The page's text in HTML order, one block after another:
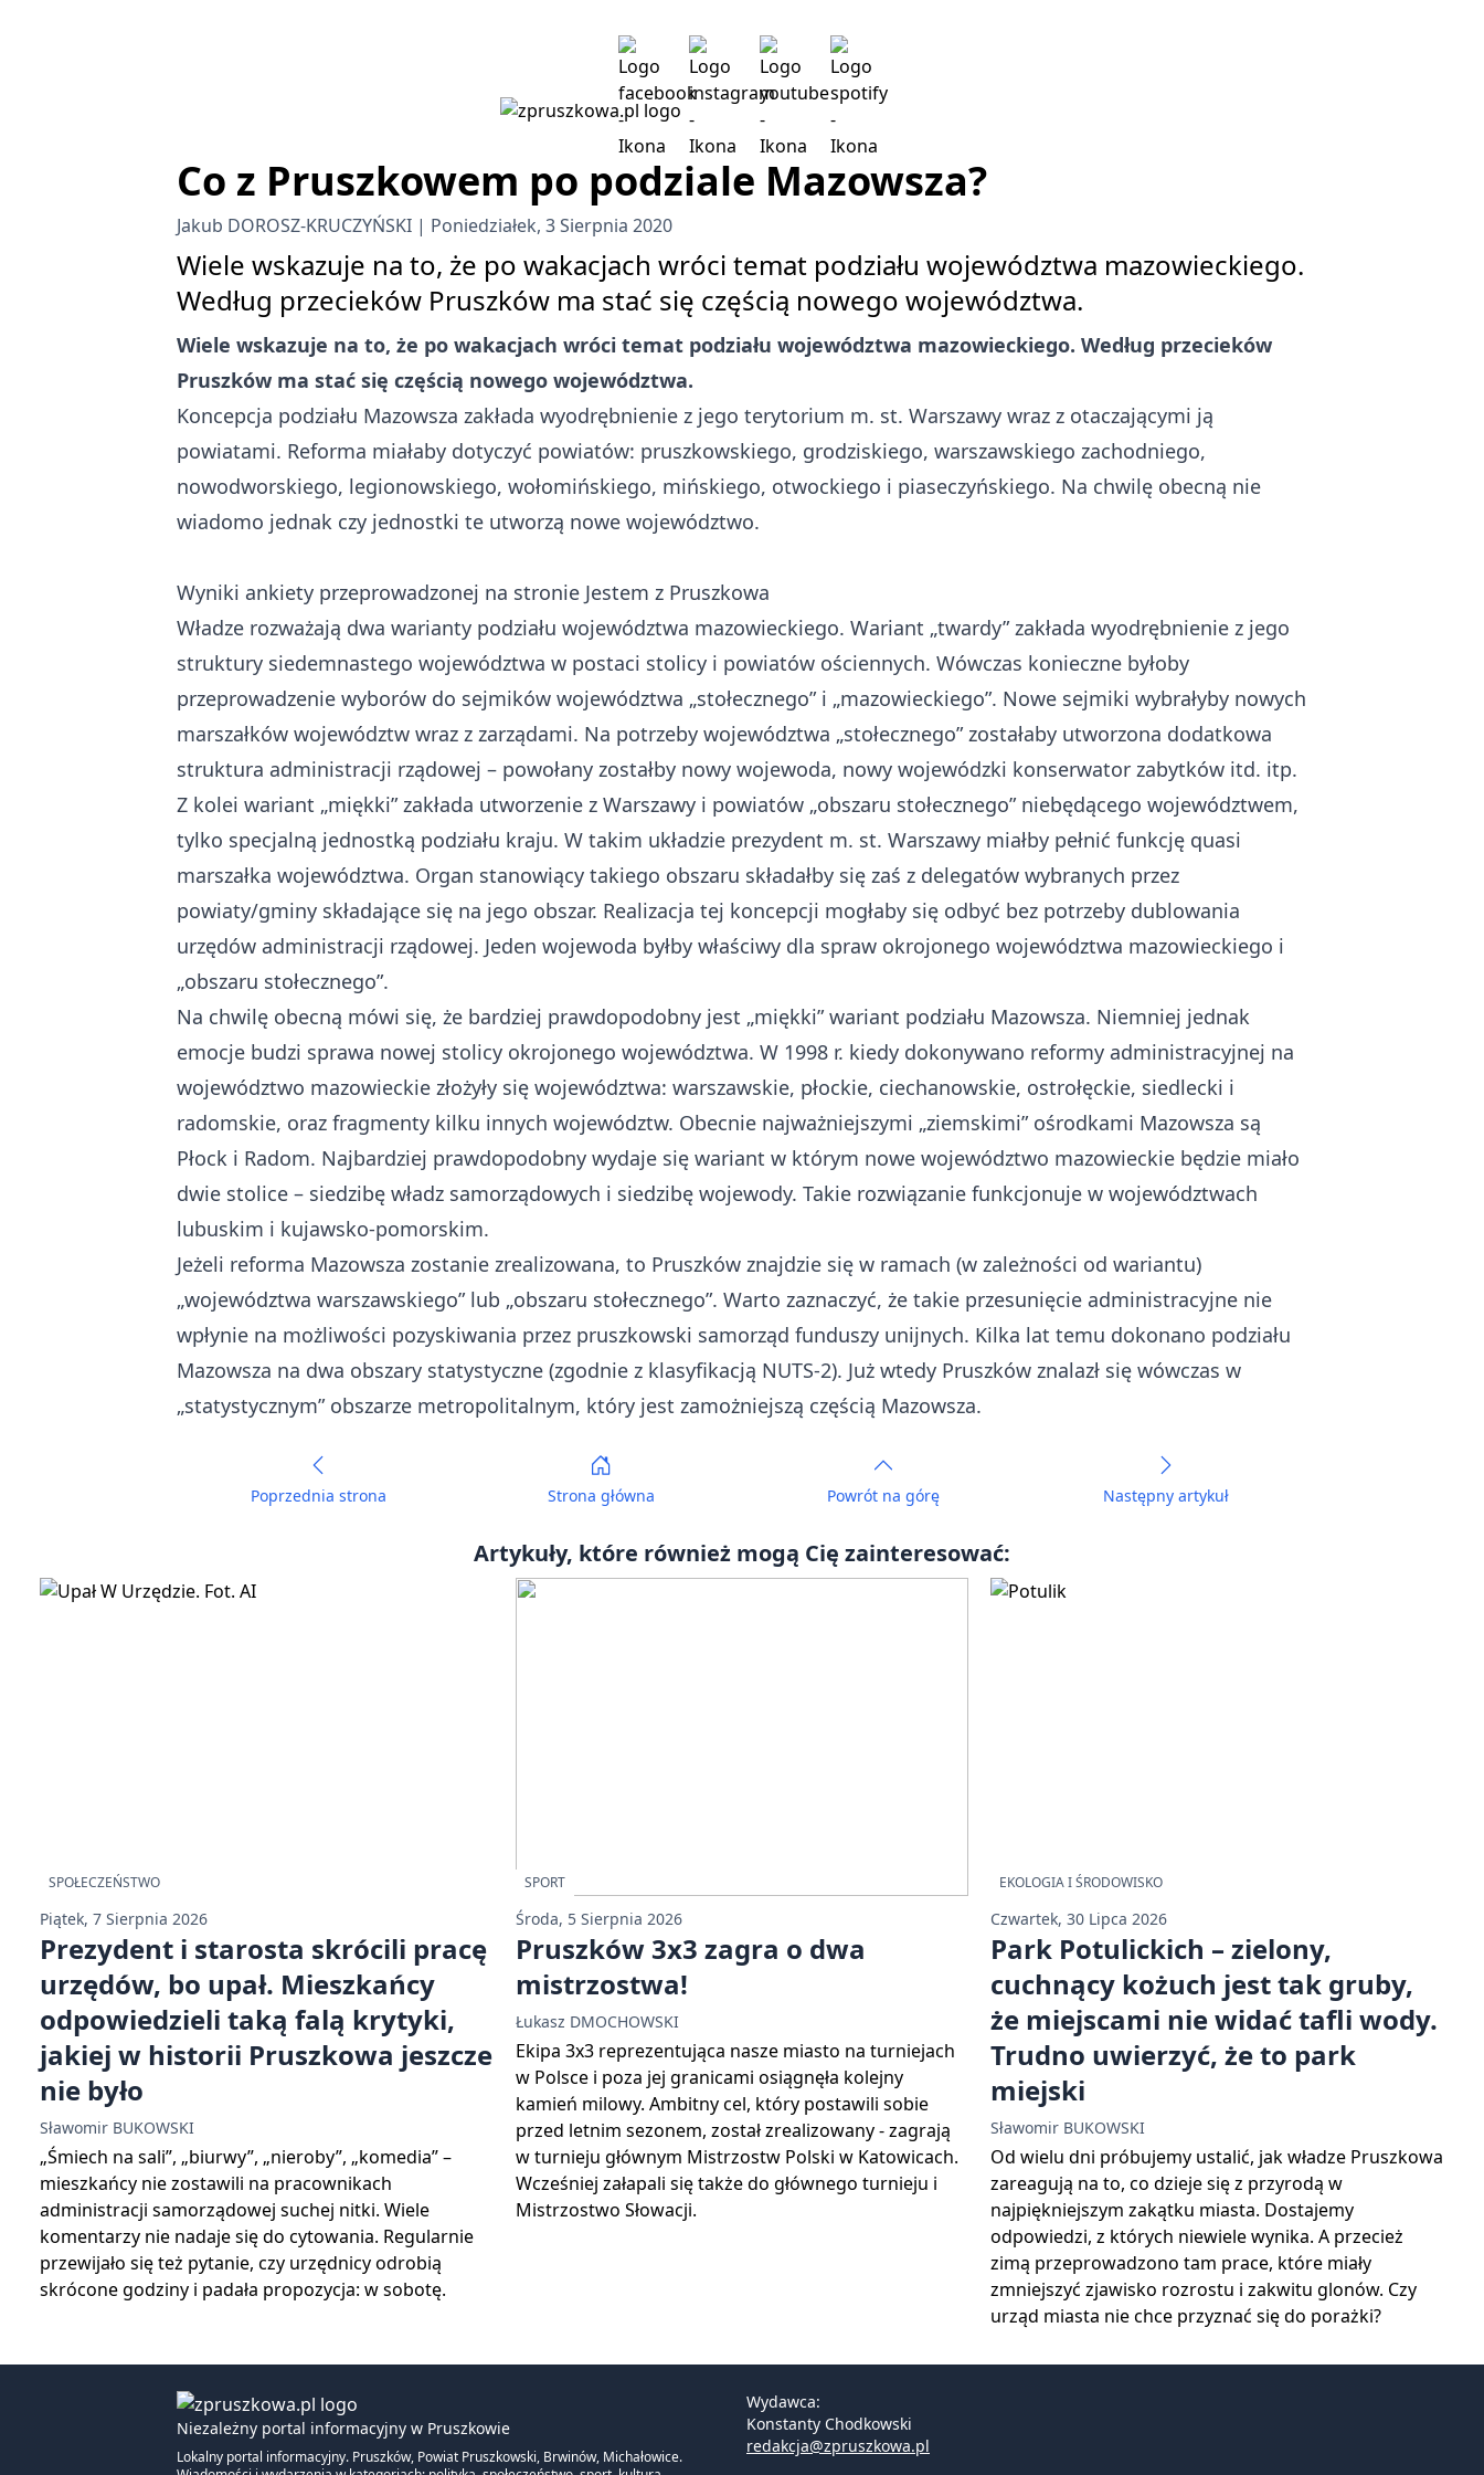
Co z Pruszkowem po podziale Mazowsza?
Jakub DOROSZ-KRUCZYŃSKI Poniedziałek, 3 Sierpnia 2020
Wiele wskazuje na to, że po wakacjach wróci temat podziału województwa mazowieckiego.
Według przecieków Pruszków ma stać się częścią nowego województwa.
Wiele wskazuje na to, że po wakacjach wróci temat podziału województwa mazowieckiego. Według przecieków
Pruszków ma stać się częścią nowego województwa.
Koncepcja podziału Mazowsza zakłada wyodrębnienie z jego terytorium m. st. Warszawy wraz z otaczającymi ją
powiatami. Reforma miałaby dotyczyć powiatów: pruszkowskiego, grodziskiego, warszawskiego zachodniego,
nowodworskiego, legionowskiego, wołomińskiego, mińskiego, otwockiego i piaseczyńskiego. Na chwilę obecną nie
wiadomo jednak czy jednostki te utworzą nowe województwo.
Wyniki ankiety przeprowadzonej na stronie Jestem z Pruszkowa
Władze rozważają dwa warianty podziału województwa mazowieckiego. Wariant „twardy” zakłada wyodrębnienie z jego
struktury siedemnastego województwa w postaci stolicy i powiatów ościennych. Wówczas konieczne byłoby
przeprowadzenie wyborów do sejmików województwa „stołecznego” i „mazowieckiego”. Nowe sejmiki wybrałyby nowych
marszałków województw wraz z zarządami. Na potrzeby województwa „stołecznego” zostałaby utworzona dodatkowa
struktura administracji rządowej – powołany zostałby nowy wojewoda, nowy wojewódzki konserwator zabytków itd. itp.
Z kolei wariant „miękki” zakłada utworzenie z Warszawy i powiatów „obszaru stołecznego” niebędącego województwem,
tylko specjalną jednostką podziału kraju. W takim układzie prezydent m. st. Warszawy miałby pełnić funkcję quasi
marszałka województwa. Organ stanowiący takiego obszaru składałby się zaś z delegatów wybranych przez
powiaty/gminy składające się na jego obszar. Realizacja tej koncepcji mogłaby się odbyć bez potrzeby dublowania
urzędów administracji rządowej. Jeden wojewoda byłby właściwy dla spraw okrojonego województwa mazowieckiego i
„obszaru stołecznego”.
Na chwilę obecną mówi się, że bardziej prawdopodobny jest „miękki” wariant podziału Mazowsza. Niemniej jednak
emocje budzi sprawa nowej stolicy okrojonego województwa. W 1998 r. kiedy dokonywano reformy administracyjnej na
województwo mazowieckie złożyły się województwa: warszawskie, płockie, ciechanowskie, ostrołęckie, siedlecki i
radomskie, oraz fragmenty kilku innych województw. Obecnie najważniejszymi „ziemskimi” ośrodkami Mazowsza są
Płock i Radom. Najbardziej prawdopodobny wydaje się wariant w którym nowe województwo mazowieckie będzie miało
dwie stolice – siedzibę władz samorządowych i siedzibę wojewody. Takie rozwiązanie funkcjonuje w województwach
lubuskim i kujawsko-pomorskim.
Jeżeli reforma Mazowsza zostanie zrealizowana, to Pruszków znajdzie się w ramach (w zależności od wariantu)
„województwa warszawskiego” lub „obszaru stołecznego”. Warto zaznaczyć, że takie przesunięcie administracyjne nie
wpłynie na możliwości pozyskiwania przez pruszkowski samorząd funduszy unijnych. Kilka lat temu dokonano podziału
Mazowsza na dwa obszary statystyczne (zgodnie z klasyfikacją NUTS-2). Już wtedy Pruszków znalazł się wówczas w
„statystycznym” obszarze metropolitalnym, który jest zamożniejszą częścią Mazowsza.
Poprzednia strona Strona główna Powrót na górę Następny artykuł
Artykuły, które również mogą Cię zainteresować:
SPOŁECZEŃSTWO
Piątek, 7 Sierpnia 2026
Prezydent i starosta skrócili pracę
urzędów, bo upał. Mieszkańcy
odpowiedzieli taką falą krytyki,
jakiej w historii Pruszkowa jeszcze
nie było
Sławomir BUKOWSKI
„Śmiech na sali”, „biurwy”, „nieroby”, „komedia” –
mieszkańcy nie zostawili na pracownikach
administracji samorządowej suchej nitki. Wiele
komentarzy nie nadaje się do cytowania. Regularnie
przewijało się też pytanie, czy urzędnicy odrobią
skrócone godziny i padała propozycja: w sobotę.
SPORT
Środa, 5 Sierpnia 2026
Pruszków 3x3 zagra o dwa
mistrzostwa!
Łukasz DMOCHOWSKI
Ekipa 3x3 reprezentująca nasze miasto na turniejach
w Polsce i poza jej granicami osiągnęła kolejny
kamień milowy. Ambitny cel, który postawili sobie
przed letnim sezonem, został zrealizowany - zagrają
w turnieju głównym Mistrzostw Polski w Katowicach.
Wcześniej załapali się także do głównego turnieju i
Mistrzostwo Słowacji.
EKOLOGIA I ŚRODOWISKO
Czwartek, 30 Lipca 2026
Park Potulickich – zielony,
cuchnący kożuch jest tak gruby,
że miejscami nie widać tafli wody.
Trudno uwierzyć, że to park
miejski
Sławomir BUKOWSKI
Od wielu dni próbujemy ustalić, jak władze Pruszkowa
zareagują na to, co dzieje się z przyrodą w
najpiękniejszym zakątku miasta. Dostajemy
odpowiedzi, z których niewiele wynika. A przecież
zimą przeprowadzono tam prace, które miały
zmniejszyć zjawisko rozrostu i zakwitu glonów. Czy
urząd miasta nie chce przyznać się do porażki?
Niezależny portal informacyjny w Pruszkowie
Lokalny portal informacyjny. Pruszków, Powiat Pruszkowski, Brwinów, Michałowice.
Wydawca:
Konstanty Chodkowski
redakcja@zpruszkowa.pl